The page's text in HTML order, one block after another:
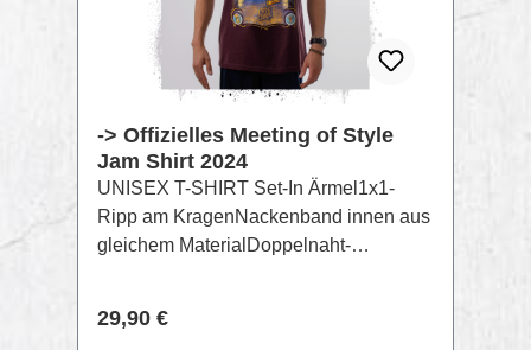
-> Offizielles Meeting of Style
Jam Shirt 2024
UNISEX T-SHIRT Set-In Ärmel1x1-
Ripp am KragenNackenband innen aus
gleichem MaterialDoppelnaht-
GOTS FarbenZusammensetzung:
Regulärer Preis:
29,90 €